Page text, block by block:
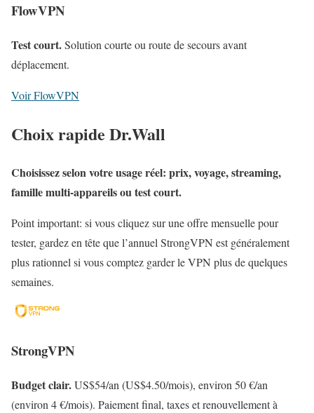
FlowVPN
Test court.Solution courte ou route de secours avant
déplacement.
Voir FlowVPN
Choix rapide Dr.Wall
Choisissez selon votre usage réel: prix, voyage, streaming,
famille multi-appareils ou test court.
Point important: si vous cliquez sur une offre mensuelle pour
tester, gardez en tête que l’annuel StrongVPN est généralement
plus rationnel si vous comptez garder le VPN plus de quelques
semaines.
StrongVPN
Budget clair.US$54/an (US$4.50/mois), environ 50 €/an
(environ 4 €/mois). Paiement final, taxes et renouvellement à